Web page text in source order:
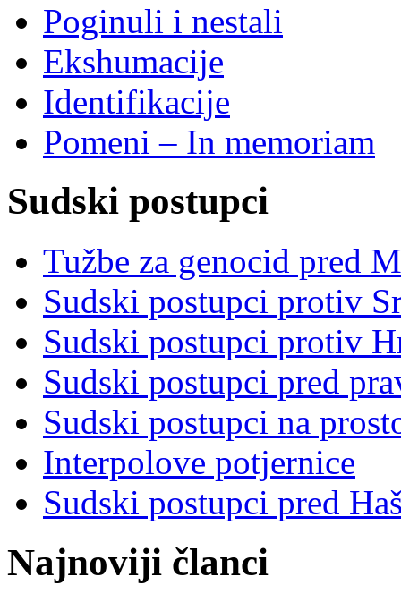
Poginuli i nestali
Ekshumacije
Identifikacije
Pomeni – In memoriam
Sudski postupci
Tužbe za genocid pred
Sudski postupci protiv
Sudski postupci protiv
Sudski postupci pred
Sudski postupci na
Interpolove potjernice
Sudski postupci pred
Najnoviji članci